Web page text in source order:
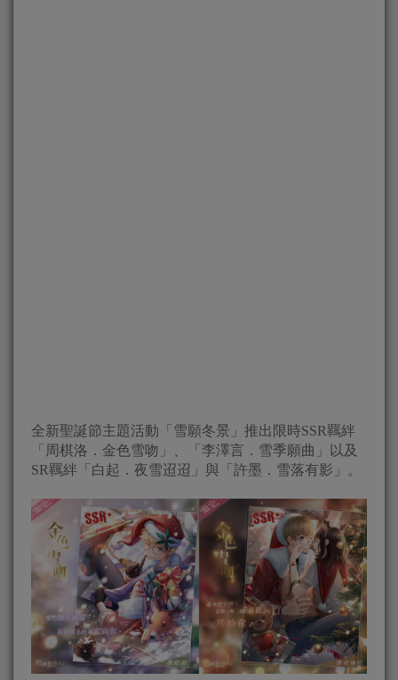
全新聖誕節主題活動「雪願冬景」推出限時SSR羈絆
「周棋洛．金色雪吻」、「李澤言．雪季願曲」以及
SR羈絆「白起．夜雪迢迢」與「許墨．雪落有影」。